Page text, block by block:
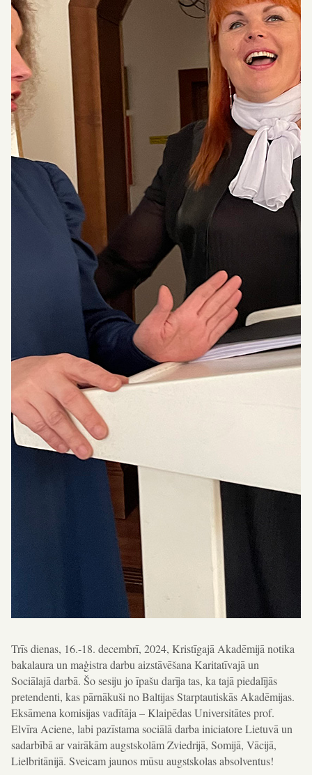
Trīs dienas, 16.-18. decembrī, 2024, Kristīgajā Akadēmijā notika
bakalaura un maģistra darbu aizstāvēšana Karitatīvajā un
Sociālajā darbā. Šo sesiju jo īpašu darīja tas, ka tajā piedalījās
pretendenti, kas pārnākuši no Baltijas Starptautiskās Akadēmijas.
Eksāmena komisijas vadītāja – Klaipēdas Universitātes prof.
Elvīra Aciene, labi pazīstama sociālā darba iniciatore Lietuvā un
sadarbībā ar vairākām augstskolām Zviedrijā, Somijā, Vācijā,
Lielbritānijā. Sveicam jaunos mūsu augstskolas absolventus!